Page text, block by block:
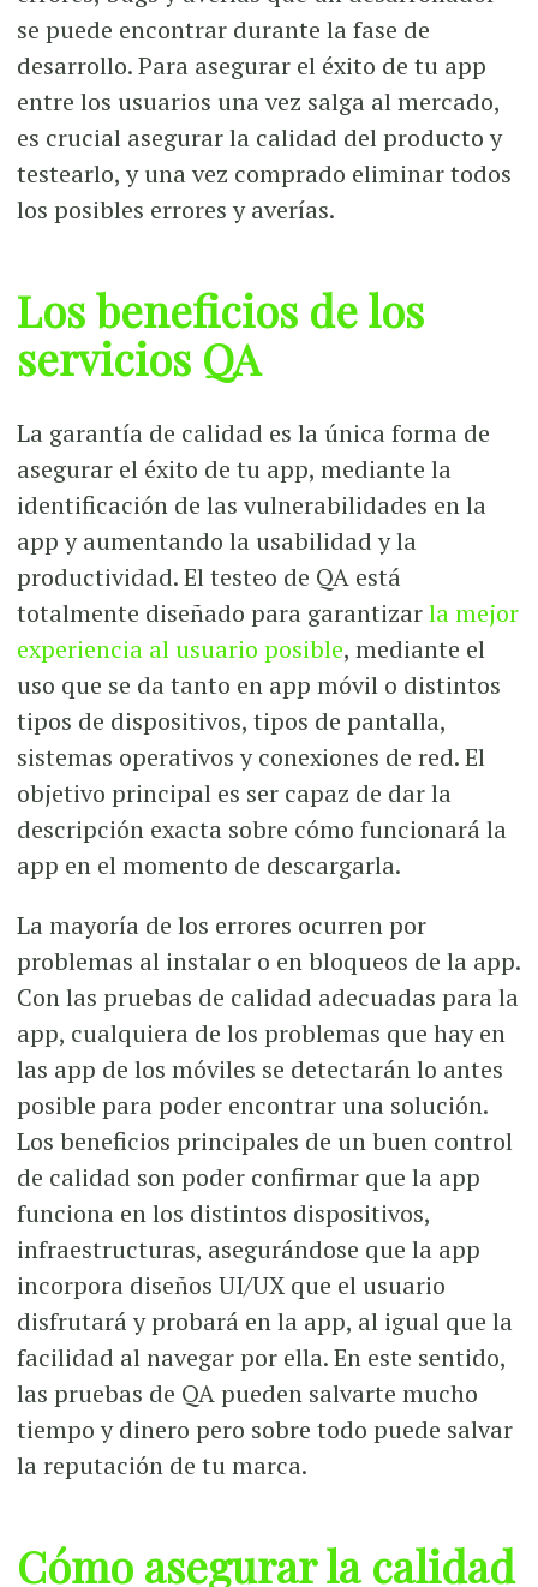
se puede encontrar durante la fase de
desarrollo. Para asegurar el éxito de tu app
entre los usuarios una vez salga al mercado,
es crucial asegurar la calidad del producto y
testearlo, y una vez comprado eliminar todos
los posibles errores y averías.
Los beneficios de los
servicios QA
La garantía de calidad es la única forma de
asegurar el éxito de tu app, mediante la
identificación de las vulnerabilidades en la
app y aumentando la usabilidad y la
productividad. El testeo de QA está
totalmente diseñado para garantizarla mejor
experiencia al usuario posible, mediante el
uso que se da tanto en app móvil o distintos
tipos de dispositivos, tipos de pantalla,
sistemas operativos y conexiones de red. El
objetivo principal es ser capaz de dar la
descripción exacta sobre cómo funcionará la
app en el momento de descargarla.
La mayoría de los errores ocurren por
problemas al instalar o en bloqueos de la app.
Con las pruebas de calidad adecuadas para la
app, cualquiera de los problemas que hay en
las app de los móviles se detectarán lo antes
posible para poder encontrar una solución.
Los beneficios principales de un buen control
de calidad son poder confirmar que la app
funciona en los distintos dispositivos,
infraestructuras, asegurándose que la app
incorpora diseños UI/UX que el usuario
disfrutará y probará en la app, al igual que la
facilidad al navegar por ella. En este sentido,
las pruebas de QA pueden salvarte mucho
tiempo y dinero pero sobre todo puede salvar
la reputación de tu marca.
Cómo asegurar la calidad